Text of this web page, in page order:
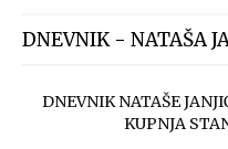
DNEVNIK - NATAŠA
DNEVNIK NATAŠE
KUPNJA